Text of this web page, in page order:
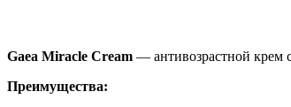
Gaea Miracle Cream — антивозрастной крем
Преимущества: